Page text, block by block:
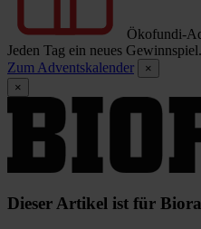
Ökofundi-
Jeden Tag ein neues Gewinnspiel.
Zum Adventskalender
×
×
Dieser Artikel ist für